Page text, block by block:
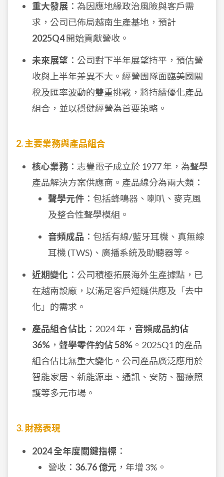
重大發展 ：為因應地緣政治風險與客戶需
求，公司已佈局越南生產基地，預計
2025Q4開始貢獻營收。
未來展望 ：公司對下半年展望持平，預估營
收與上半年差異不大。經營團隊面臨美國關
稅及匯率波動的雙重挑戰，將持續優化產品
組合，並以穩健經營為首要策略。
2. 主要業務與產品組合
核心業務 ：志豐電子成立於 1977 年，為聲學
產品解決方案供應商。產品線分為兩大類：
聲學元件 ：包括蜂鳴器、喇叭、麥克風
及整合性聲學模組。
音頻成品 ：包括有線/藍牙耳機、真無線
耳機 (TWS)、廣播系統及助聽器等。
近期變化 ：公司積極拓展海外生產據點，已
在越南設廠，以滿足客戶短鏈供應及「去中
化」的需求。
產品組合佔比 ：2024 年， 音頻成品約佔
36% ， 聲學零件約佔 58% 。2025Q1 的產品
組合佔比無重大變化。公司產品廣泛應用於
智能家居、新能源車、通訊、安防、醫療照
護等多元市場。
3. 財務表現
2024 全年度關鍵指標 ：
營收： 36.76 億元 ，年增 3%。